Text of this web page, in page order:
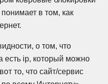
в том, как
о том, что
есть ip, который можно
то, что сайт/сервис